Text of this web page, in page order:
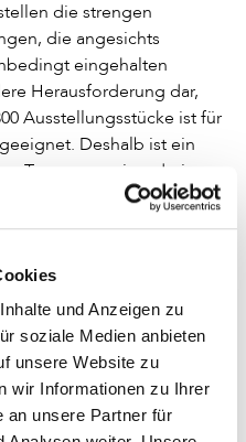
und Anzeigen zu
soziale Medien anbieten
unsere Website zu
wir Informationen zu Ihrer
an unsere Partner für
die strengen
die angesichts
eingehalten
Herausforderung dar,
Ausstellungsstücke ist für
Deshalb ist ein
Turnus von circa drei
spezifische Verweildauer
Erhaltungszustand und der
in enger Abstimmung
wird. Auch in dieser
Schaufenster zu – die
werden. Im
werden mehrmals im Jahr
Besucherinnen und
sich ständig wandelnde